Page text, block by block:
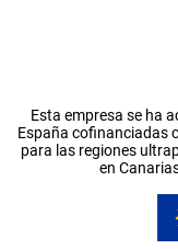
Esta empresa se ha
España cofinanciadas
para las regiones
en